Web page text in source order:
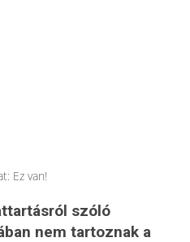
Ez van!
szóló
nem tartoznak a